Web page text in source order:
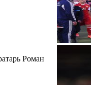
Роман